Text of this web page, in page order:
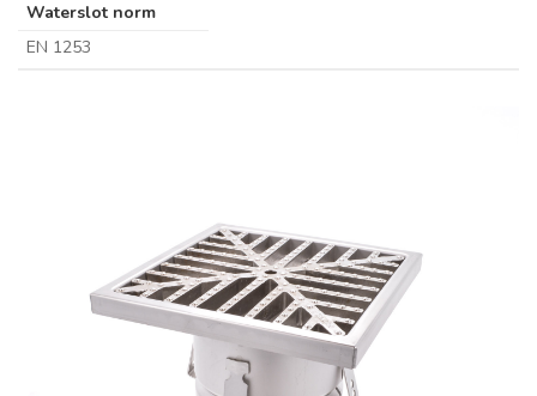
Waterslot norm
EN 1253